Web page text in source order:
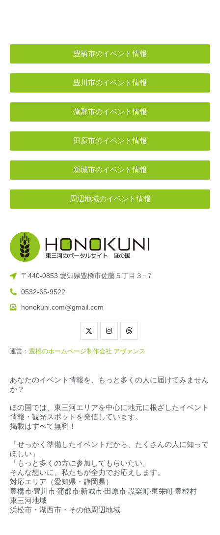
豊橋市のイベント情報
豊川市のイベント情報
蒲郡市のイベント情報
田原市のイベント情報
新城市のイベント情報
周辺地域のイベント情報
〒440-0853 愛知県豊橋市佐藤５丁目３−７
0532-65-9522
honokuni.com@gmail.com
運営： 豊橋のホームページ制作会社 アヴァンス
あなたのイベント情報を、もっと多くの人に届けてみません
か？
ほの国では、東三河エリアを中心に地元に根ざしたイベント
情報・観光スポットを発信しています。
掲載はすべて無料！
「せっかく準備したイベントだから、たくさんの人に知って
ほしい」
「もっと多くの方に参加してもらいたい」
そんな想いに、私たちが全力でお応えします。
対応エリア（愛知県・静岡県）
豊橋市‧豊川市‧蒲郡市‧新城市‧田原市‧設楽町‧東栄町‧豊根村
東三河地域
浜松市・湖西市・その他周辺地域